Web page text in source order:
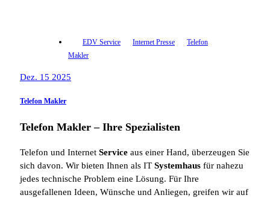
EDV Service Internet Presse
Telefon
Makler
Dez. 15 2025
Telefon Makler
Telefon Makler – Ihre Spezialisten
Telefon und Internet Service aus einer Hand, überzeugen Sie
sich davon. Wir bieten Ihnen als IT Systemhaus für nahezu
jedes technische Problem eine Lösung. Für Ihre
ausgefallenen Ideen, Wünsche und Anliegen, greifen wir auf